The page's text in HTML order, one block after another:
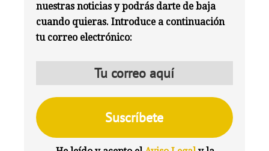
nuestras noticias y podrás darte de baja
cuando quieras. Introduce a continuación
tu correo electrónico: